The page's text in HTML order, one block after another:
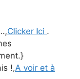
Clicker Ici .
!,A voir et à